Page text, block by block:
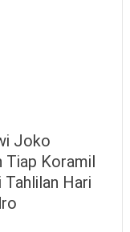
Joko
Tiap Koramil
Hari